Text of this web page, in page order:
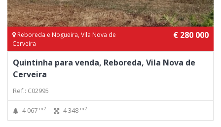
Reboreda e Nogueira, Vila Nova de
Cerveira
€ 280 000
Quintinha para venda, Reboreda, Vila Nova de
Cerveira
Ref.: C02995
4 067 m2 4 348 m2